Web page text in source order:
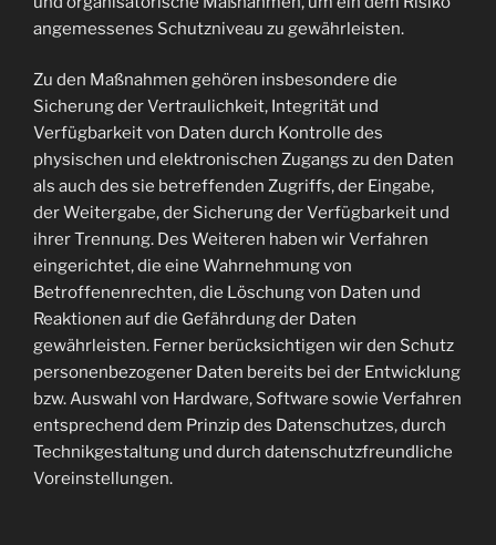
angemessenes Schutzniveau zu gewährleisten.
Zu den Maßnahmen gehören insbesondere die
Sicherung der Vertraulichkeit, Integrität und
Verfügbarkeit von Daten durch Kontrolle des
physischen und elektronischen Zugangs zu den Daten
als auch des sie betreffenden Zugriffs, der Eingabe,
der Weitergabe, der Sicherung der Verfügbarkeit und
ihrer Trennung. Des Weiteren haben wir Verfahren
eingerichtet, die eine Wahrnehmung von
Betroffenenrechten, die Löschung von Daten und
Reaktionen auf die Gefährdung der Daten
gewährleisten. Ferner berücksichtigen wir den Schutz
personenbezogener Daten bereits bei der Entwicklung
bzw. Auswahl von Hardware, Software sowie Verfahren
entsprechend dem Prinzip des Datenschutzes, durch
Technikgestaltung und durch datenschutzfreundliche
Voreinstellungen.